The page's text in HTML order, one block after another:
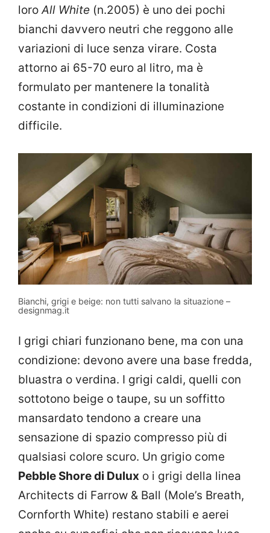
loroAll White (n.2005) è uno dei pochi
bianchi davvero neutri che reggono alle
variazioni di luce senza virare. Costa
attorno ai 65-70 euro al litro, ma è
formulato per mantenere la tonalità
costante in condizioni di illuminazione
difficile.
Bianchi, grigi e beige: non tutti salvano la situazione –
designmag.it
I grigi chiari funzionano bene, ma con una
condizione: devono avere una base fredda,
bluastra o verdina. I grigi caldi, quelli con
sottotono beige o taupe, su un soffitto
mansardato tendono a creare una
sensazione di spazio compresso più di
qualsiasi colore scuro. Un grigio come
Pebble Shore di Dulux o i grigi della linea
Architects di Farrow & Ball (Mole’s Breath,
Cornforth White) restano stabili e aerei